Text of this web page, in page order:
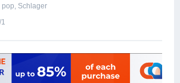
pop, Schlager
/1